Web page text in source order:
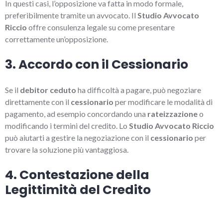
In questi casi, l’opposizione va fatta in modo formale,
preferibilmente tramite un avvocato. Il Studio Avvocato
Riccio offre consulenza legale su come presentare
correttamente un’opposizione.
3. Accordo con il Cessionario
Se il debitor ceduto ha difficoltà a pagare, può negoziare
direttamente con il cessionario per modificare le modalità di
pagamento, ad esempio concordando una rateizzazioneo
modificando i termini del credito. Lo Studio Avvocato Riccio
può aiutarti a gestire la negoziazione con il cessionario per
trovare la soluzione più vantaggiosa.
4. Contestazione della
Legittimità del Credito